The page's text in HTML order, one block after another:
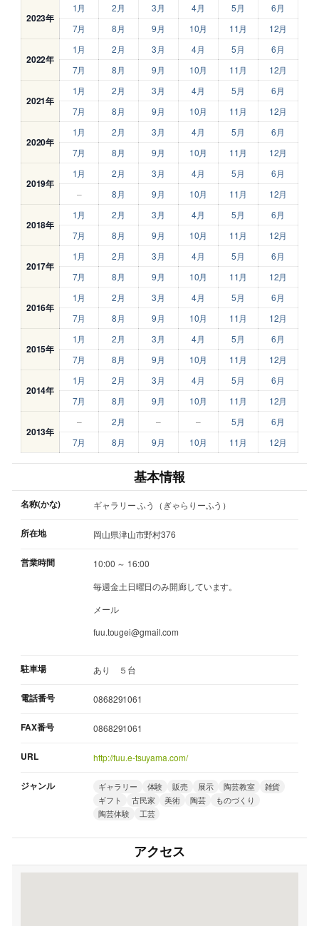
2023年
1月 2月 3月 4月 5月
6月
7月
8月 9月 10月 11月 12月
2022年
1月 2月 3月 4月 5月
6月
7月
8月 9月 10月 11月 12月
2021年
1月 2月 3月 4月 5月
6月
7月
8月 9月 10月 11月 12月
2020年
1月 2月 3月 4月 5月
6月
7月
8月 9月 10月 11月 12月
2019年
1月 2月 3月 4月 5月
6月
–
8月 9月 10月 11月 12月
2018年
1月 2月 3月 4月 5月
6月
7月
8月 9月 10月 11月 12月
2017年
1月 2月 3月 4月 5月
6月
7月
8月 9月 10月 11月 12月
2016年
1月 2月 3月 4月 5月
6月
7月
8月 9月 10月 11月 12月
2015年
1月 2月 3月 4月 5月
6月
7月
8月 9月 10月 11月 12月
2014年
1月 2月 3月 4月 5月
6月
7月
8月 9月 10月 11月 12月
2013年
– 2月 – – 5月
6月
7月
8月 9月 10月 11月 12月
基本情報
名称(かな) ギャラリー ふう（ぎゃらりーふう）
所在地 岡山県津山市野村376
営業時間
10:00 ～ 16:00
毎週金土日曜日のみ開廊しています。
メール
fuu.tougei@gmail.com
駐車場 あり ５台
電話番号 0868291061
FAX番号 0868291061
URL http://fuu.e-tsuyama.com/
ジャンル ギャラリー 体験 販売 展示 陶芸教室
雑貨
ギフト
古民家 美術 陶芸
ものづくり
陶芸体験
工芸
アクセス